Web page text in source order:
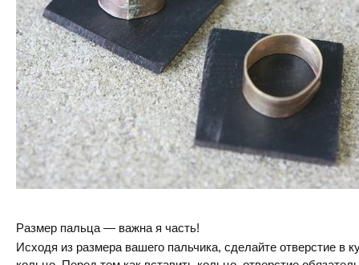
Размер пальца — важна я часть!
Исходя из размера вашего пальчика, сделайте отверстие в